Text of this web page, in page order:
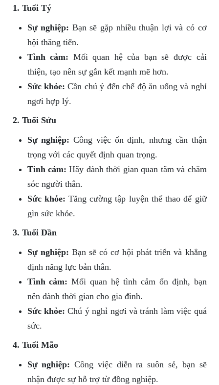
1. Tuổi Tý
Sự nghiệp: Bạn sẽ gặp nhiều thuận lợi và có cơ
hội thăng tiến.
Tình cảm: Mối quan hệ của bạn sẽ được cải
thiện, tạo nên sự gắn kết mạnh mẽ hơn.
Sức khỏe: Cần chú ý đến chế độ ăn uống và nghỉ
ngơi hợp lý.
2. Tuổi Sửu
Sự nghiệp: Công việc ổn định, nhưng cần thận
trọng với các quyết định quan trọng.
Tình cảm: Hãy dành thời gian quan tâm và chăm
sóc người thân.
Sức khỏe: Tăng cường tập luyện thể thao để giữ
gìn sức khỏe.
3. Tuổi Dần
Sự nghiệp: Bạn sẽ có cơ hội phát triển và khẳng
định năng lực bản thân.
Tình cảm: Mối quan hệ tình cảm ổn định, bạn
nên dành thời gian cho gia đình.
Sức khỏe: Chú ý nghỉ ngơi và tránh làm việc quá
sức.
4. Tuổi Mão
Sự nghiệp: Công việc diễn ra suôn sẻ, bạn sẽ
nhận được sự hỗ trợ từ đồng nghiệp.